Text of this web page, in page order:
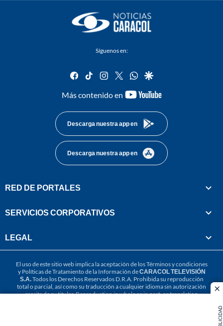
PUBLICIDAD
Síguenos en:
facebook
tiktok instagram
twitterwhatsapp
google
Más contenido en
youtube-
Descarga nuestra app en
Descarga nuestra app en
RED DE PORTALES
SERVICIOS CORPORATIVOS
LEGAL
El uso de este sitio web implica la aceptación de losTérminos y condiciones
y Políticas de Tratamiento de la Información deCARACOL TELEVISIÓN
S.A.Todos los Derechos Reservados D.R.A. Prohibida su reproducción
total o parcial, así como su traducción a cualquier idioma sin autorización
escrita de su titular. Reproduction in whole or in part, or translation